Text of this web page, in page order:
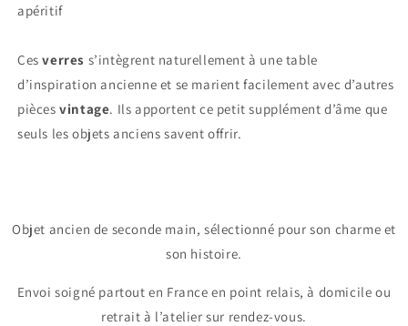
apéritif
Cesverres s’intègrent naturellement à une table
d’inspiration ancienne et se marient facilement avec d’autres
piècesvintage. Ils apportent ce petit supplément d’âme que
seuls les objets anciens savent offrir.
Objet ancien de seconde main, sélectionné pour son charme et
son histoire.
Envoi soigné partout en France en point relais, à domicile ou
retrait à l’atelier sur rendez-vous.